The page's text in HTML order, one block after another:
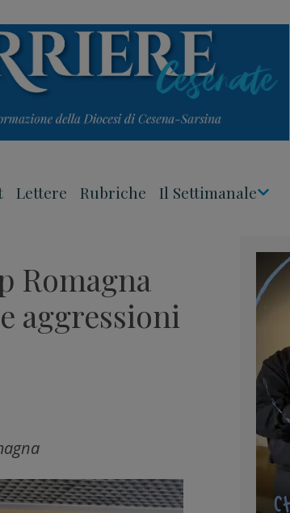
Lettere Rubriche Il Settimanale
Romagna
aggressioni